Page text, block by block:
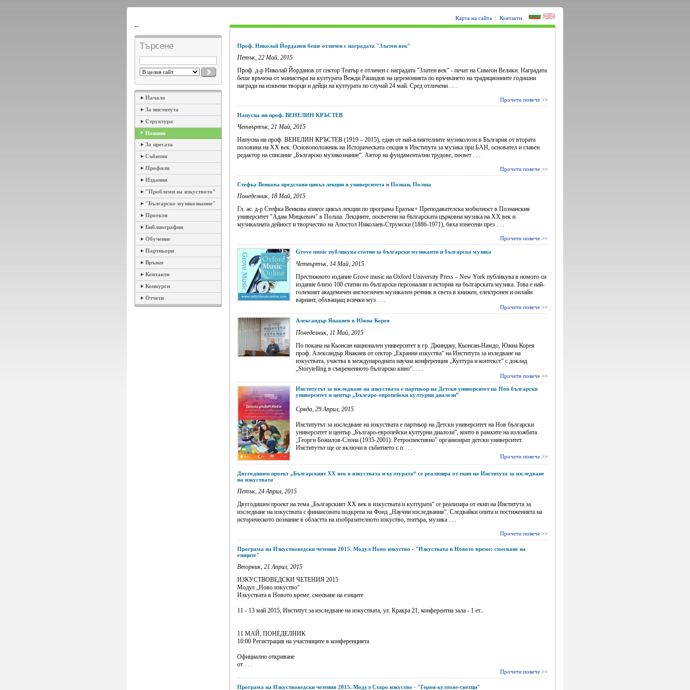
Карта на сайта : Контакти
--
Търсене
Начало
За института
Структура
Новини
За пресата
Събития
Профили
Издания
"Проблеми на изкуството"
"Българско музикознание"
Проекти
Библиография
Обучение
Партньори
Връзки
Контакти
Конкурси
Отчети
Проф. Николай Йорданов беше отличен с наградата "Златен век"
Петък, 22 Май, 2015
Проф. д-р Николай Йорданов от сектор Театър е отличен с наградата "Златен век" - печат на Симеон Велики. Наградата
беше връчена от министъра на културата Вежди Рашидов на церемонията по връчването на традиционните годишни
награди на изявени творци и дейци на културата по случай 24 май. Сред отличени . . .
Прочети повече >>
Напусна ни проф. ВЕНЕЛИН КРЪСТЕВ
Четвъртък, 21 Май, 2015
Напусна ни проф. ВЕНЕЛИН КРЪСТЕВ (1919 – 2015), един от най-влиятелните музиколози в България от втората
половина на ХХ век. Основоположник на Историческата секция в Института за музика при БАН, основател и главен
редактор на списание „Българско музикознание“. Автор на фундаментални трудове, посвет . . .
Прочети повече >>
Стефка Венкова представи цикъл лекции в университета в Познан, Полша
Понеделник, 18 Май, 2015
Гл. ас. д-р Стефка Венкова изнесе цикъл лекции по програма Еразъм+ Преподавателска мобилност в Познанския
университет "Адам Мицкевич" в Полша. Лекциите, посветени на българската църковна музика на ХХ век и
музикалната дейност и творчество на Апостол Николаев-Струмски (1886-1971), бяха изнесени през . . .
Прочети повече >>
Grove music публикува статии за български музиканти и българска музика
Четвъртък, 14 Май, 2015
Престижното издание Grove music на Oxford University Press – New York публикува в номото си
издание близо 100 статии по български персоналии и история на българската музика. Това е най-
големият академичен англоезичен музикален речник в света в книжен, електронен и онлайн
вариант, обхващащ всички муз . . .
Прочети повече >>
Александър Янакиев в Южна Корея
Понеделник, 11 Май, 2015
По покана на Кьонсан национален университет в гр. Джинджу, Кьонсан-Намдо, Южна Корея
проф. Александър Янакиев от сектор „Екранни изкуства“ на Института за изледване на
изкуствата, участва в международната научна конференция „Култура и контекст“ с доклад
„Storytelling в съвременното българско кино“. . . .
Прочети повече >>
Институтът за изследване на изкуствата е партньор на Детски университет на Нов български
университет и център „Българо-европейски културни диалози”
Сряда, 29 Април, 2015
Институтът за изследване на изкуствата е партньор на Детски университет на Нов български
университет и център „Българо-европейски културни диалози”, които в рамките на изложбата
„Георги Божилов-Слона (1935-2001): Ретроспективно” организират детски университет.
Институтът ще се включи в събитието с п . . .
Прочети повече >>
Двугодишен проект „Българският ХХ век в изкуствата и културата“ се реализира от екип на Института за изследване
на изкуствата
Петък, 24 Април, 2015
Двугодишен проект на тема „Българският ХХ век в изкуствата и културата“ се реализира от екип на Института за
изследване на изкуствата с финансовата подкрепа на Фонд „Научни изследвания“. Следвайки опита и постиженията на
историческото познание в областта на изобразителното изкуство, театъра, музика . . .
Прочети повече >>
Програма на Изкуствоведски четения 2015. Модул Ново изкуство - "Изкуствата в Новото време: смесване на
езиците"
Вторник, 21 Април, 2015
ИЗКУСТВОВЕДСКИ ЧЕТЕНИЯ 2015
Модул „Ново изкуство“
Изкуствата в Новото време: смесване на езиците
11 - 13 май 2015, Институт за изследване на изкуствата, ул. Кракра 21, конферентна зала - 1 ет..
11 МАЙ, ПОНЕДЕЛНИК
10:00 Регистрация на участниците в конференцията
Официално откриване
от . . .
Прочети повече >>
Програма на Изкуствоведски четения 2015. Модул Старо изкуство - "Герои-култове-светци"